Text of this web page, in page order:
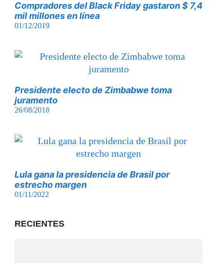
Compradores del Black Friday gastaron $ 7,4
mil millones en línea
01/12/2019
Presidente electo de Zimbabwe toma
juramento
26/08/2018
Lula gana la presidencia de Brasil por
estrecho margen
01/11/2022
RECIENTES